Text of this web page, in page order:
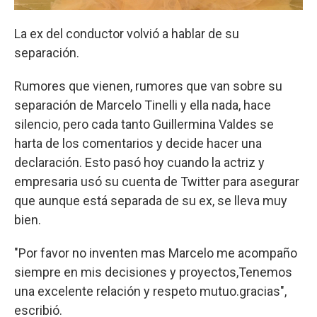
La ex del conductor volvió a hablar de su
separación.
Rumores que vienen, rumores que van sobre su
separación de Marcelo Tinelli y ella nada, hace
silencio, pero cada tanto Guillermina Valdes se
harta de los comentarios y decide hacer una
declaración. Esto pasó hoy cuando la actriz y
empresaria usó su cuenta de Twitter para asegurar
que aunque está separada de su ex, se lleva muy
bien.
"Por favor no inventen mas Marcelo me acompaño
siempre en mis decisiones y proyectos,Tenemos
una excelente relación y respeto mutuo.gracias",
escribió.